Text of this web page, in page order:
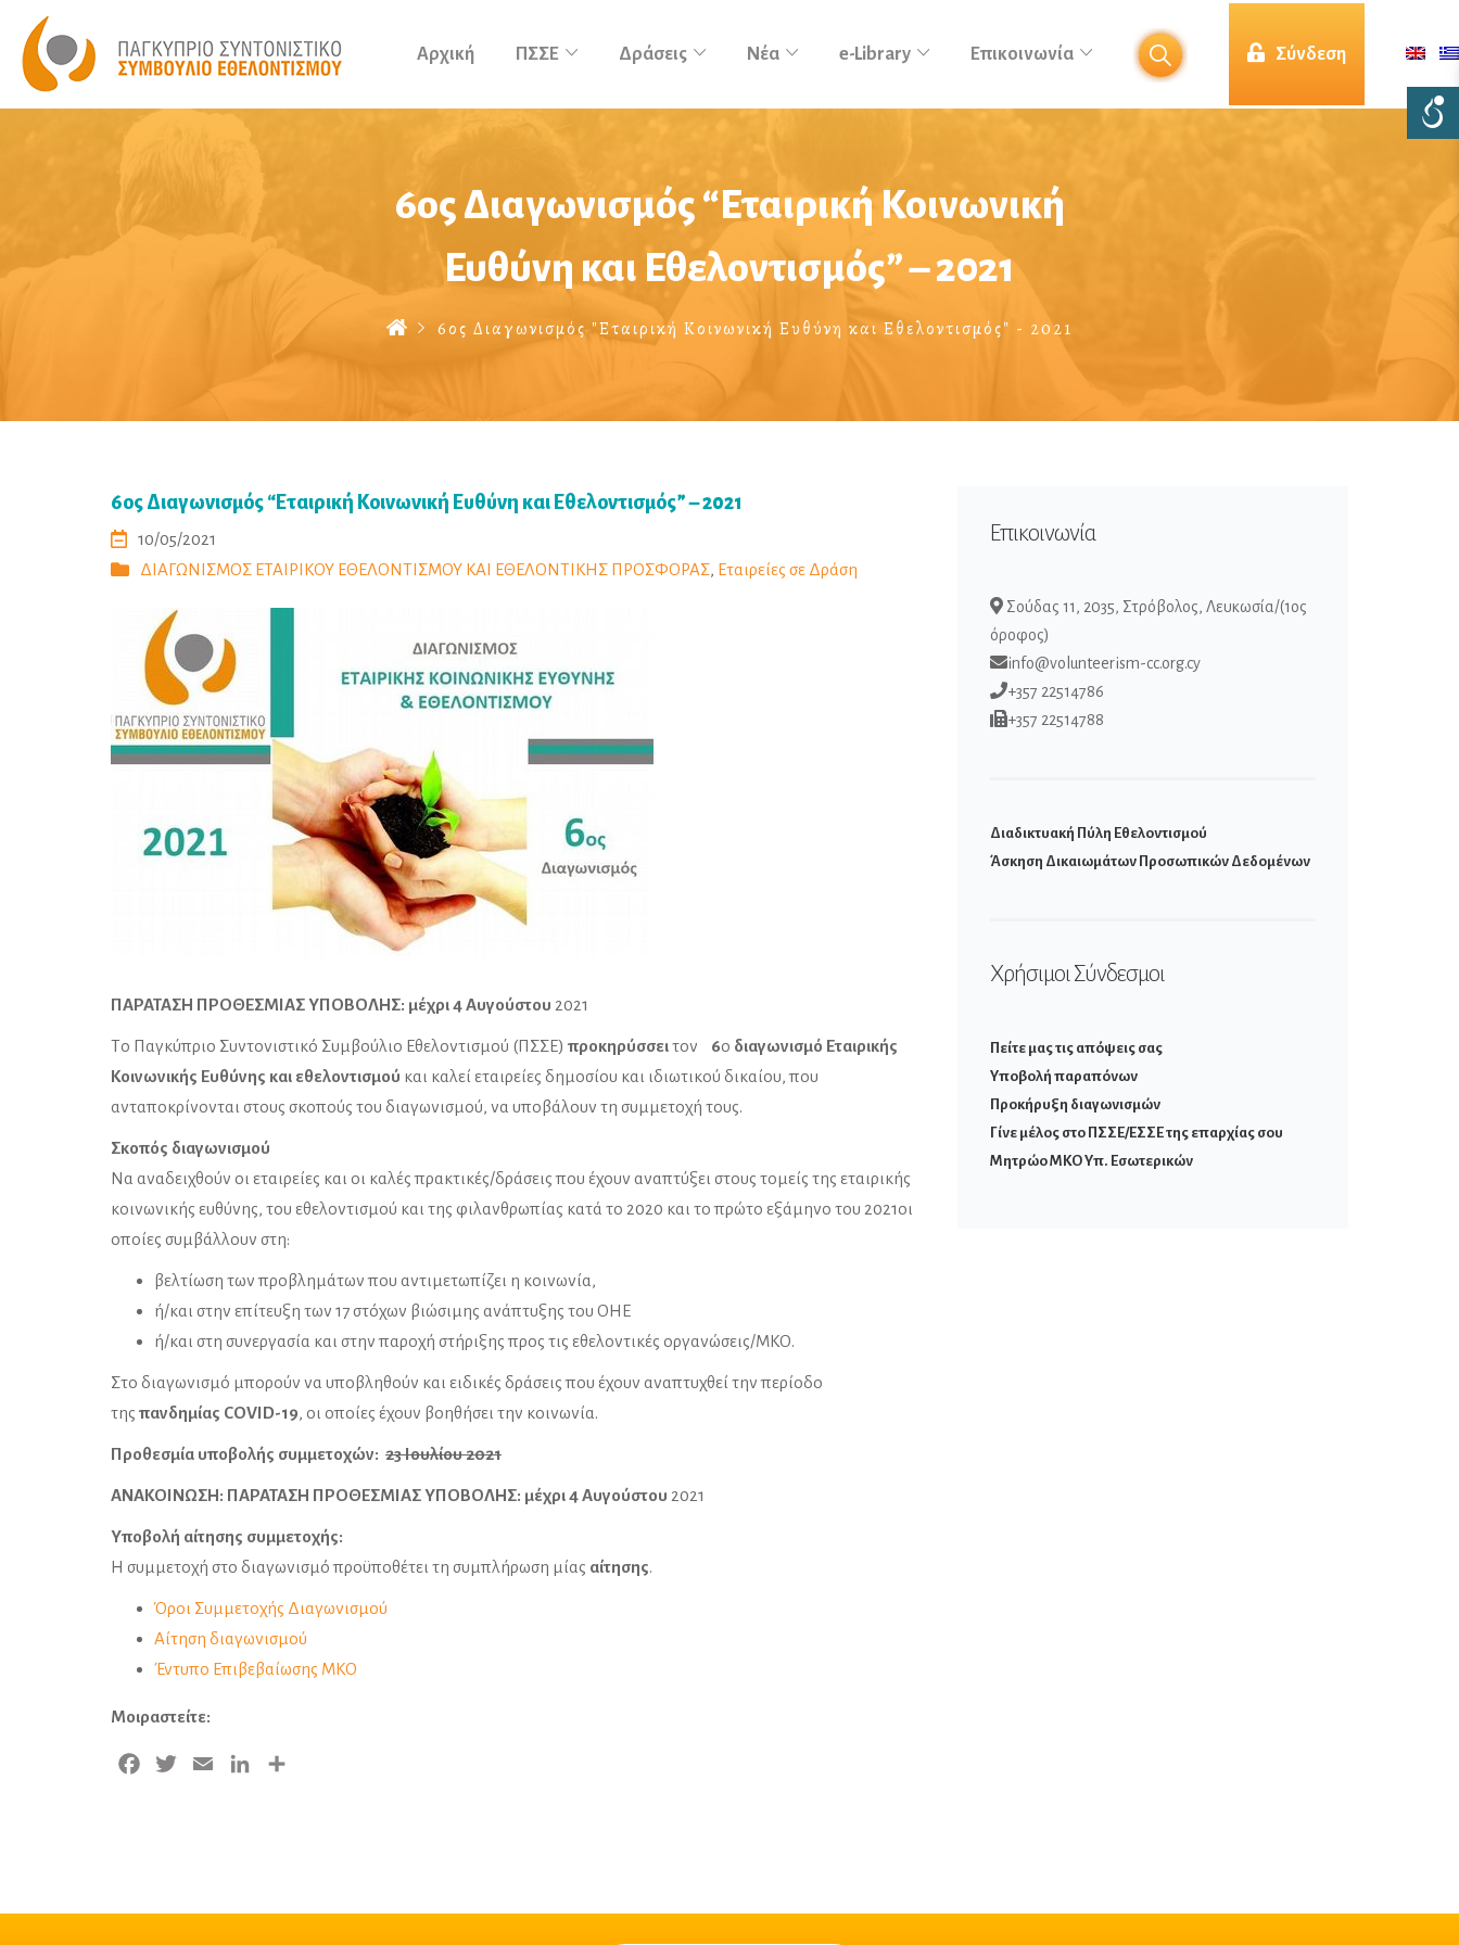
Αρχική ΠΣΣΕ Δράσεις Νέα e-Library Επικοινωνία Σύνδεση
6ος Διαγωνισμός “Εταιρική Κοινωνική
Ευθύνη και Εθελοντισμός” – 2021
6ος Διαγωνισμός "Εταιρική Κοινωνική Ευθύνη και Εθελοντισμός" - 2021
6ος Διαγωνισμός “Εταιρική Κοινωνική Ευθύνη και Εθελοντισμός” – 2021
10/05/2021
ΔΙΑΓΩΝΙΣΜΟΣ ΕΤΑΙΡΙΚΟΥ ΕΘΕΛΟΝΤΙΣΜΟΥ ΚΑΙ ΕΘΕΛΟΝΤΙΚΗΣ ΠΡΟΣΦΟΡΑΣ, Εταιρείες σε Δράση
ΠΑΡΑΤΑΣΗ ΠΡΟΘΕΣΜΙΑΣ ΥΠΟΒΟΛΗΣ: μέχρι4 Αυγούστου 2021
Tο Παγκύπριο Συντονιστικό Συμβούλιο Εθελοντισμού (ΠΣΣΕ) προκηρύσσειτον 6ο διαγωνισμό Εταιρικής
Κοινωνικής Ευθύνης και εθελοντισμού και καλεί εταιρείες δημοσίου και ιδιωτικού δικαίου, που
ανταποκρίνονται στους σκοπούς του διαγωνισμού, να υποβάλουν τη συμμετοχή τους.
Σκοπός διαγωνισμού
Να αναδειχθούν οι εταιρείες και οι καλές πρακτικές/δράσεις που έχουν αναπτύξει στους τομείς της εταιρικής
κοινωνικής ευθύνης, του εθελοντισμού και της φιλανθρωπίας κατά το 2020 και το πρώτο εξάμηνο του 2021οι
οποίες συμβάλλουν στη:
βελτίωση των προβλημάτων που αντιμετωπίζει η κοινωνία,
ή/και στην επίτευξη των 17 στόχων βιώσιμης ανάπτυξης του ΟΗΕ
ή/και στη συνεργασία και στην παροχή στήριξης προς τις εθελοντικές οργανώσεις/ΜΚΟ.
Στο διαγωνισμό μπορούν να υποβληθούν και ειδικές δράσεις που έχουν αναπτυχθεί την περίοδο
της πανδημίας COVID-19, οι οποίες έχουν βοηθήσει την κοινωνία.
Προθεσμία υποβολής συμμετοχών: 23 Ιουλίου 2021
ΑΝΑΚΟΙΝΩΣΗ: ΠΑΡΑΤΑΣΗ ΠΡΟΘΕΣΜΙΑΣ ΥΠΟΒΟΛΗΣ: μέχρι4 Αυγούστου 2021
Υποβολή αίτησης συμμετοχής:
Η συμμετοχή στο διαγωνισμό προϋποθέτει τη συμπλήρωση μίας αίτησης.
Όροι Συμμετοχής Διαγωνισμού
Αίτηση διαγωνισμού
Έντυπο Επιβεβαίωσης ΜΚΟ
Μοιραστείτε:
Facebook
Twitter Email LinkedIn
Επικοινωνία
Σούδας 11, 2035, Στρόβολος, Λευκωσία/(1ος
όροφος)
info@volunteerism-cc.org.cy
+357 22514786
+357 22514788
Διαδικτυακή Πύλη Εθελοντισμού
Άσκηση Δικαιωμάτων Προσωπικών Δεδομένων
Χρήσιμοι Σύνδεσμοι
Πείτε μας τις απόψεις σας
Υποβολή παραπόνων
Προκήρυξη διαγωνισμών
Γίνε μέλος στο ΠΣΣΕ/ΕΣΣΕ της επαρχίας σου
Μητρώο ΜΚΟ Υπ. Εσωτερικών